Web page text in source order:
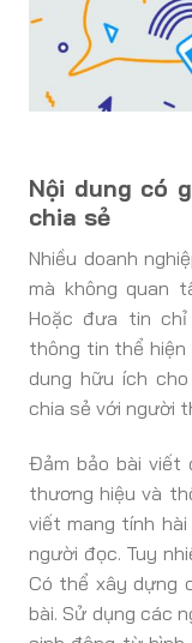
Nội dung có
chia sẻ
Nhiều doanh
mà không quan
Hoặc đưa tin
thông tin thể hiện
dung hữu ích
chia sẻ với người
Đảm bảo bài viết
thương hiệu và
viết mang tính
người đọc. Tuy
Có thể xây dựng
bài. Sử dụng các